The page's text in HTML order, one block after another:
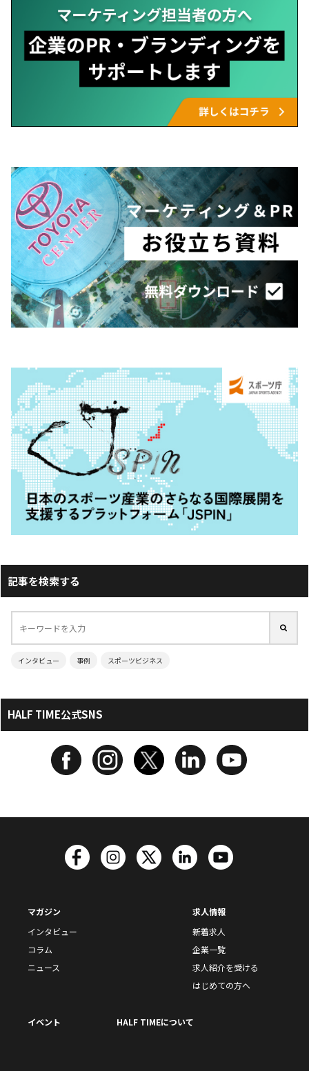
記事を検索する
インタビュー 事例 スポーツビジネス
HALF TIME公式SNS
マガジン
インタビュー
コラム
ニュース
求人情報
新着求人
企業一覧
求人紹介を受ける
はじめての方へ
イベント HALF TIMEについて